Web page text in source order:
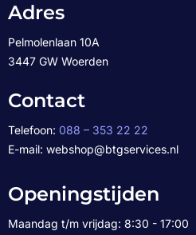
Adres
Pelmolenlaan 10A
3447 GW Woerden
Contact
Telefoon: 088 – 353 22 22
E-mail: webshop@btgservices.nl
Openingstijden
Maandag t/m vrijdag: 8:30 - 17:00